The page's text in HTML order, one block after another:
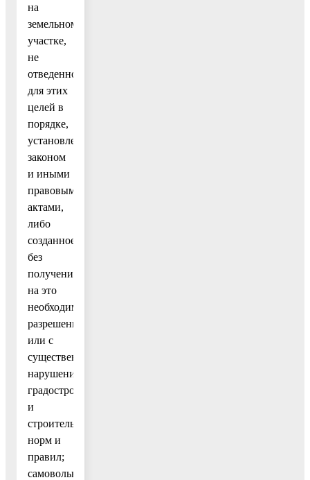
на
земельном
участке,
не
отведенном
для этих
целей в
порядке,
установленном
законом
и иными
правовыми
актами,
либо
созданное
без
получения
на это
необходимых
разрешений
или с
существенным
нарушением
градостроительных
и
строительных
норм и
правил;
самовольная